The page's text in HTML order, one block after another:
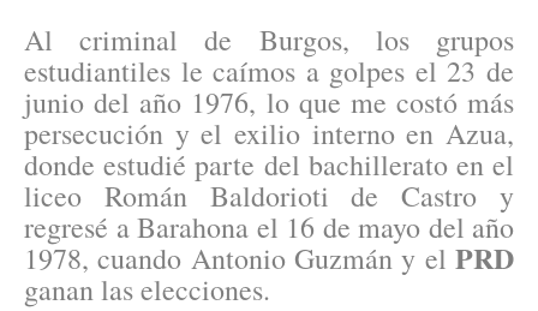
Al criminal de Burgos, los grupos
estudiantiles le caímos a golpes el 23 de
junio del año 1976, lo que me costó más
persecución y el exilio interno en Azua,
donde estudié parte del bachillerato en el
liceo Román Baldorioti de Castro y
regresé a Barahona el 16 de mayo del año
1978, cuando Antonio Guzmán y el PRD
ganan las elecciones.